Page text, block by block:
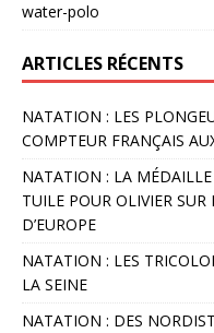
water-polo
ARTICLES RÉCENTS
NATATION : LES
COMPTEUR FRANÇAIS
NATATION : LA
TUILE POUR OLIVIER
D’EUROPE
NATATION : LES
LA SEINE
NATATION : DES